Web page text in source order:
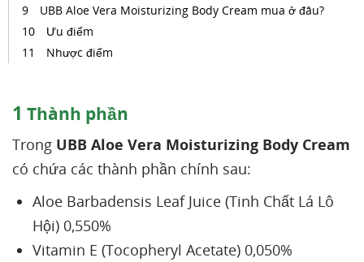
UBB Aloe Vera Moisturizing Body Cream mua ở đâu?
Ưu điểm
Nhược điểm
1 Thành phần
Trong UBB Aloe Vera Moisturizing Body Cream
có chứa các thành phần chính sau:
Aloe Barbadensis Leaf Juice (Tinh Chất Lá Lô
Hội) 0,550%
Vitamin E (Tocopheryl Acetate) 0,050%